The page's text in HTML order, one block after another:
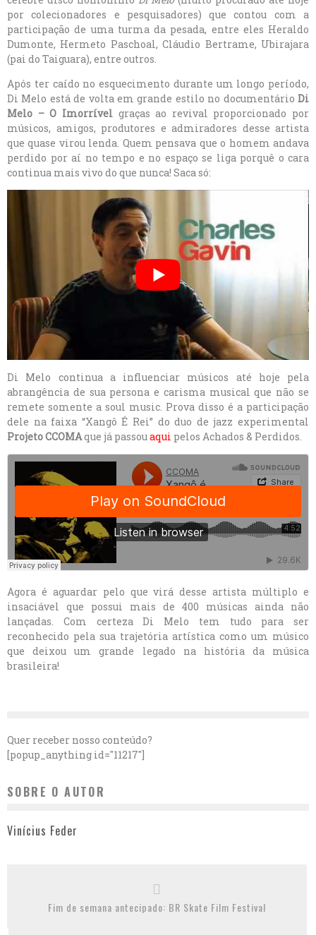
por colecionadores e pesquisadores) que contou com a
participação de uma turma da pesada, entre eles Heraldo
Dumonte, Hermeto Paschoal, Cláudio Bertrame, Ubirajara
(pai do Taiguara), entre outros.
Após ter caído no esquecimento durante um longo período,
Di Melo está de volta em grande estilo no documentário Di
Melo – O Imorrívelgraças ao revival proporcionado por
músicos, amigos, produtores e admiradores desse artista
que quase virou lenda. Quem pensava que o homem andava
perdido por aí no tempo e no espaço se liga porquê o cara
continua mais vivo do que nunca! Saca só:
Di Melo continua a influenciar músicos até hoje pela
abrangência de sua persona e carisma musical que não se
remete somente a soul music. Prova disso é a participação
dele na faixa “Xangô É Rei” do duo de jazz experimental
Projeto CCOMAque já passou aqui pelos Achados & Perdidos.
Agora é aguardar pelo que virá desse artista múltiplo e
insaciável que possui mais de 400 músicas ainda não
lançadas. Com certeza Di Melo tem tudo para ser
reconhecido pela sua trajetória artística como um músico
que deixou um grande legado na história da música
brasileira!
Quer receber nosso conteúdo?
[popup_anything id="11217"]
SOBRE O AUTOR
Vinícius Feder
Fim de semana antecipado: BR Skate Film Festival